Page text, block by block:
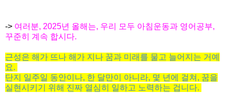
-> 여러분, 2025년 올해는, 우리 모두 아침운동과 영어공부,
꾸준히 계속 합시다.
근성은 해가 뜨나 해가 지나 꿈과 미래를 물고 늘어지는 거예
요.
단지
일주일 동안이나, 한 달만이 아니라, 몇 년에 걸쳐 , 꿈을
실현시키기
위해 진짜 열심히 일하고 노력하는 겁니다.